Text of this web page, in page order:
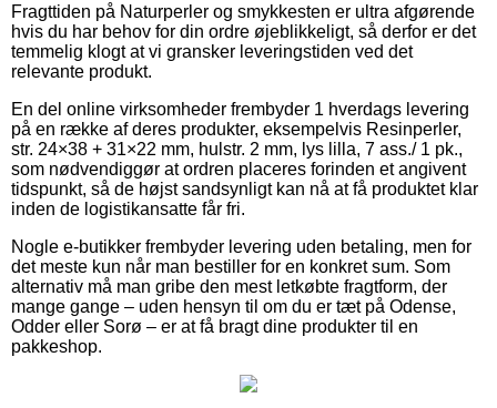
Fragttiden på Naturperler og smykkesten er ultra afgørende
hvis du har behov for din ordre øjeblikkeligt, så derfor er det
temmelig klogt at vi gransker leveringstiden ved det
relevante produkt.
En del online virksomheder frembyder 1 hverdags levering
på en række af deres produkter, eksempelvis Resinperler,
str. 24×38 + 31×22 mm, hulstr. 2 mm, lys lilla, 7 ass./ 1 pk.,
som nødvendiggør at ordren placeres forinden et angivent
tidspunkt, så de højst sandsynligt kan nå at få produktet klar
inden de logistikansatte får fri.
Nogle e-butikker frembyder levering uden betaling, men for
det meste kun når man bestiller for en konkret sum. Som
alternativ må man gribe den mest letkøbte fragtform, der
mange gange – uden hensyn til om du er tæt på Odense,
Odder eller Sorø – er at få bragt dine produkter til en
pakkeshop.